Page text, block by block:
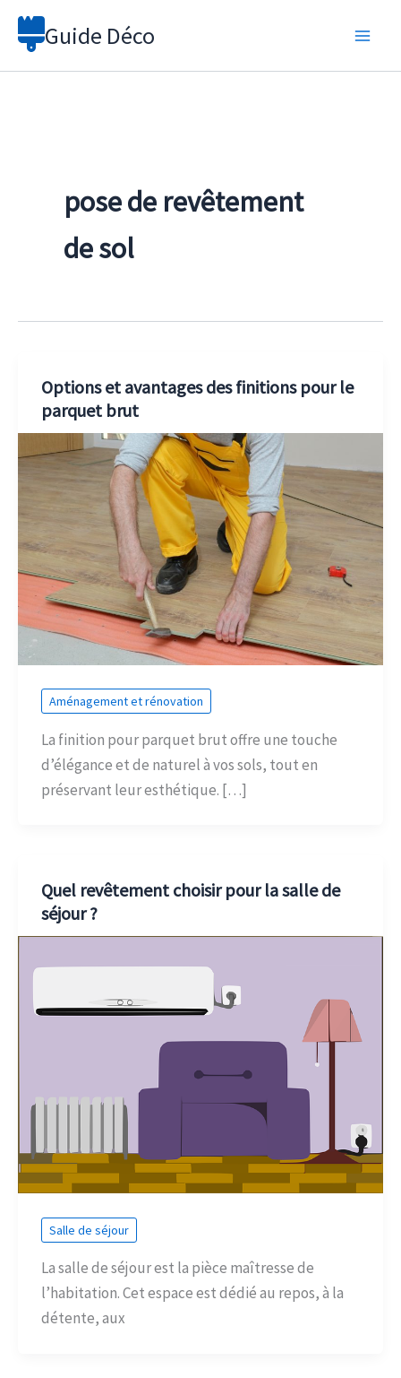
Aller
Guide Déco
pose de revêtement
de sol
Options et avantages des finitions pour le
parquet brut
Aménagement et rénovation
La finition pour parquet brut offre une touche
d’élégance et de naturel à vos sols, tout en
préservant leur esthétique. […]
Quel revêtement choisir pour la salle de
séjour ?
Salle de séjour
La salle de séjour est la pièce maîtresse de
l’habitation. Cet espace est dédié au repos, à la
détente, aux